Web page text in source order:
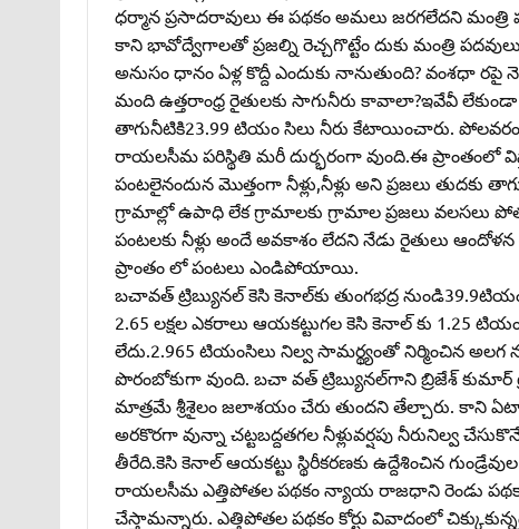
ధర్మాన ప్రసాదరావులు ఈ పథకం అమలు జరగలేదని మంత్రి
కాని భావోద్వేగాలతో ప్రజల్ని రెచ్చగొట్టేం దుకు మంత్రి
అనుసం ధానం ఏళ్ల కొద్దీ ఎందుకు నానుతుంది? వంశధా
మంది ఉత్తరాంధ్ర రైతులకు సాగునీరు కావాలా?ఇవేవీ
తాగునీటికి23.99 టియం సిలు నీరు కేటాయించారు.
రాయలసీమ పరిస్థితి మరీ దుర్భరంగా వుంది.ఈ ప్రాంతంలో
పంటలైనందున మొత్తంగా నీళ్లు,నీళ్లు అని ప్రజలు తుదకు
గ్రామాల్లో ఉపాధి లేక గ్రామాలకు గ్రామాల ప్రజలు వలసలు
పంటలకు నీళ్లు అందే అవకాశం లేదని నేడు రైతులు
ప్రాంతం లో పంటలు ఎండిపోయాయి.
బచావత్‌ ట్రిబ్యునల్‌ కెసి కెనాల్‌కు తుంగభద్ర
2.65 లక్షల ఎకరాలు ఆయకట్టుగల కెసి కెనాల్‌ కు 1.25
లేదు.2.965 టియంసిలు నిల్వ సామర్థ్యంతో నిర్మించిన
పొరంబోకుగా వుంది. బచా వత్‌ ట్రిబ్యునల్‌గాని బ్రిజేశ్‌ కుమార్‌
మాత్రమే శ్రీశైలం జలాశయం చేరు తుందని తేల్చారు. కాని
అరకొరగా వున్నా చట్టబద్దతగల నీళ్లువర్షపు నీరునిల్వ
తీరేది.కెసి కెనాల్‌ ఆయకట్టు స్థిరీకరణకు ఉద్దేశించిన
రాయలసీమ ఎత్తిపోతల పథకం న్యాయ రాజధాని రెండు
చేస్తామన్నారు. ఎత్తిపోతల పథకం కోర్టు వివాదంలో